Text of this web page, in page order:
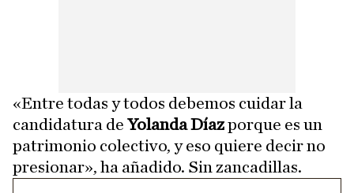
«Entre todas y todos debemos cuidar la
candidatura de Yolanda Díazporque es un
patrimonio colectivo, y eso quiere decir no
presionar», ha añadido. Sin zancadillas.